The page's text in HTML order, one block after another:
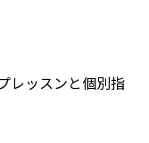
レッスンと個別指